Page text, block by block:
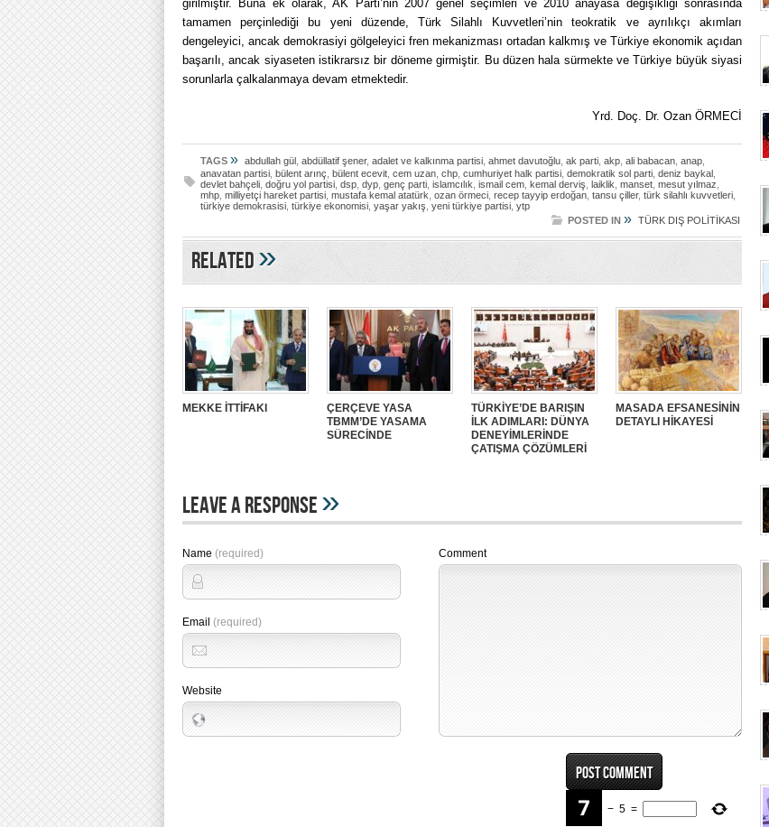
girilmiştir. Buna ek olarak, AK Parti’nin 2007 genel seçimleri ve 2010 anayasa değişikliği sonrasında
tamamen perçinlediği bu yeni düzende, Türk Silahlı Kuvvetleri’nin teokratik ve ayrılıkçı akımları
dengeleyici, ancak demokrasiyi gölgeleyici fren mekanizması ortadan kalkmış ve Türkiye ekonomik açıdan
başarılı, ancak siyaseten istikrarsız bir döneme girmiştir. Bu düzen hala sürmekte ve Türkiye büyük siyasi
sorunlarla çalkalanmaya devam etmektedir.
Yrd. Doç. Dr. Ozan ÖRMECİ
TAGS » abdullah gül abdüllatif şener, adalet ve kalkınma partisi ahmet davutoğlu ak parti akp ali babacan anap
anavatan partisi bülent arınç bülent ecevit cem uzan chp cumhuriyet halk partisi demokratik sol parti deniz baykal
devlet bahçeli doğru yol partisi dsp dyp genç parti islamcılık ismail cem kemal derviş laiklik manset mesut yılmaz
mhp milliyetçi hareket partisi mustafa kemal atatürk ozan örmeci recep tayyip erdoğan tansu çiller, türk silahlı kuvvetleri
türkiye demokrasisi türkiye ekonomisi yaşar yakış yeni türkiye partisi ytp
POSTED IN » TÜRK DIŞ POLİTİKASI
Related»
MEKKE İTTİFAKI
ÇERÇEVE YASA
TBMM’DE YASAMA
SÜRECİNDE
TÜRKİYE’DE BARIŞIN
İLK ADIMLARI: DÜNYA
DENEYİMLERİNDE
ÇATIŞMA ÇÖZÜMLERİ
MASADA EFSANESİNİN
DETAYLI HİKAYESİ
Leave A Response»
Name (required)
Email (required)
Website
Comment
− 5 =